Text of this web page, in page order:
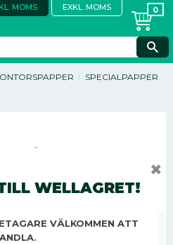
MOMS EXKL. MOMS
SPECIALPAPPER
WELLAGRET!
VÄLKOMMEN ATT
✖